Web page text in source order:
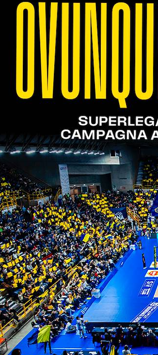
CORTESIA
28/04/2023
#4 |